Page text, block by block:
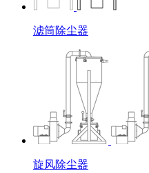
滤筒除尘器
旋风除尘器